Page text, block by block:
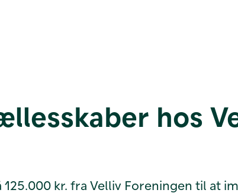
hos
kr. fra Velliv Foreningen til at